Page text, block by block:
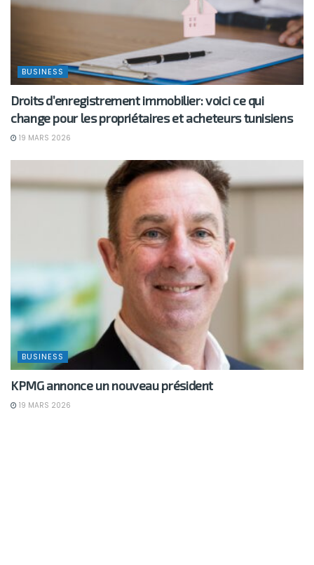
BUSINESS
Droits d’enregistrement immobilier: voici ce qui
change pour les propriétaires et acheteurs tunisiens
19 MARS 2026
BUSINESS
KPMG annonce un nouveau président
19 MARS 2026